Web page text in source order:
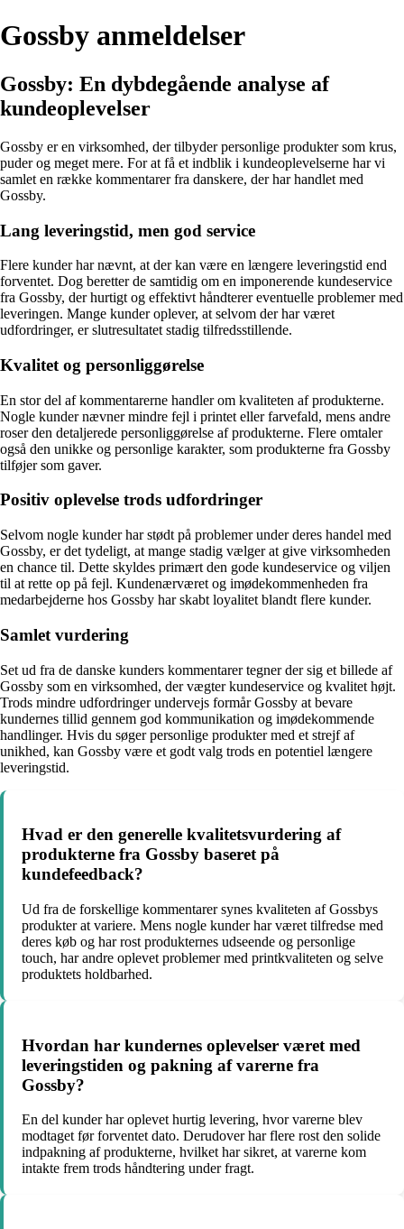
Gossby anmeldelser
Gossby: En dybdegående analyse af
kundeoplevelser
Gossby er en virksomhed, der tilbyder personlige produkter som krus,
puder og meget mere. For at få et indblik i kundeoplevelserne har vi
samlet en række kommentarer fra danskere, der har handlet med
Gossby.
Lang leveringstid, men god service
Flere kunder har nævnt, at der kan være en længere leveringstid end
forventet. Dog beretter de samtidig om en imponerende kundeservice
fra Gossby, der hurtigt og effektivt håndterer eventuelle problemer med
leveringen. Mange kunder oplever, at selvom der har været
udfordringer, er slutresultatet stadig tilfredsstillende.
Kvalitet og personliggørelse
En stor del af kommentarerne handler om kvaliteten af produkterne.
Nogle kunder nævner mindre fejl i printet eller farvefald, mens andre
roser den detaljerede personliggørelse af produkterne. Flere omtaler
også den unikke og personlige karakter, som produkterne fra Gossby
tilføjer som gaver.
Positiv oplevelse trods udfordringer
Selvom nogle kunder har stødt på problemer under deres handel med
Gossby, er det tydeligt, at mange stadig vælger at give virksomheden
en chance til. Dette skyldes primært den gode kundeservice og viljen
til at rette op på fejl. Kundenærværet og imødekommenheden fra
medarbejderne hos Gossby har skabt loyalitet blandt flere kunder.
Samlet vurdering
Set ud fra de danske kunders kommentarer tegner der sig et billede af
Gossby som en virksomhed, der vægter kundeservice og kvalitet højt.
Trods mindre udfordringer undervejs formår Gossby at bevare
kundernes tillid gennem god kommunikation og imødekommende
handlinger. Hvis du søger personlige produkter med et strejf af
unikhed, kan Gossby være et godt valg trods en potentiel længere
leveringstid.
Hvad er den generelle kvalitetsvurdering af
produkterne fra Gossby baseret på
kundefeedback?
Ud fra de forskellige kommentarer synes kvaliteten af Gossbys
produkter at variere. Mens nogle kunder har været tilfredse med
deres køb og har rost produkternes udseende og personlige
touch, har andre oplevet problemer med printkvaliteten og selve
produktets holdbarhed.
Hvordan har kundernes oplevelser været med
leveringstiden og pakning af varerne fra
Gossby?
En del kunder har oplevet hurtig levering, hvor varerne blev
modtaget før forventet dato. Derudover har flere rost den solide
indpakning af produkterne, hvilket har sikret, at varerne kom
intakte frem trods håndtering under fragt.